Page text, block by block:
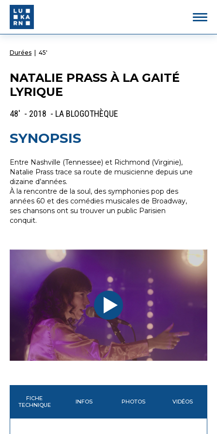
Durées 45'
NATALIE PRASS À LA GAITÉ
LYRIQUE
48' - 2018 - LA BLOGOTHÈQUE
SYNOPSIS
Entre Nashville (Tennessee) et Richmond (Virginie),
Natalie Prass trace sa route de musicienne depuis une
dizaine d’années.
À la rencontre de la soul, des symphonies pop des
années 60 et des comédies musicales de Broadway,
ses chansons ont su trouver un public Parisien
conquit.
FICHE
TECHNIQUE
INFOS PHOTOS VIDÉOS